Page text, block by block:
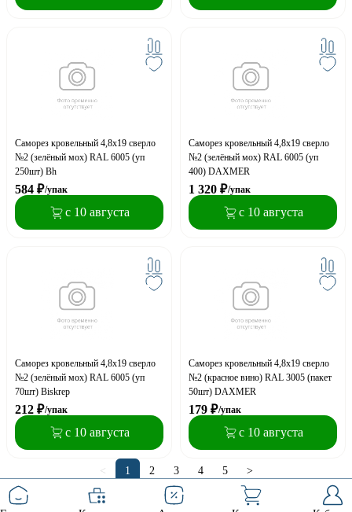
Саморез кровельный 4,8x19 сверло
№2 (зелёный моx) RAL 6005 (уп
250шт) Bh
584 ₽/упак
с 10 августа
Саморез кровельный 4,8x19 сверло
№2 (зелёный моx) RAL 6005 (уп
400) DAXMER
1 320 ₽/упак
с 10 августа
Саморез кровельный 4,8x19 сверло
№2 (зелёный моx) RAL 6005 (уп
70шт) Biskrep
212 ₽/упак
с 10 августа
Саморез кровельный 4,8x19 сверло
№2 (красное вино) RAL 3005 (пакет
50шт) DAXMER
179 ₽/упак
с 10 августа
< 1 2 3 4 5 >